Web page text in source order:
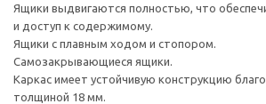
Ящики выдвигаются полностью, что
и доступ к содержимому.
Ящики с плавным ходом и стопором.
Самозакрывающиеся ящики.
Каркас имеет устойчивую конструкцию
толщиной 18 мм.